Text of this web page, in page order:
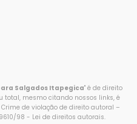
Salgados Itapegica" é de direito
total, mesmo citando nossos links, é
de violação de direito autoral –
98 - Lei de direitos autorais.